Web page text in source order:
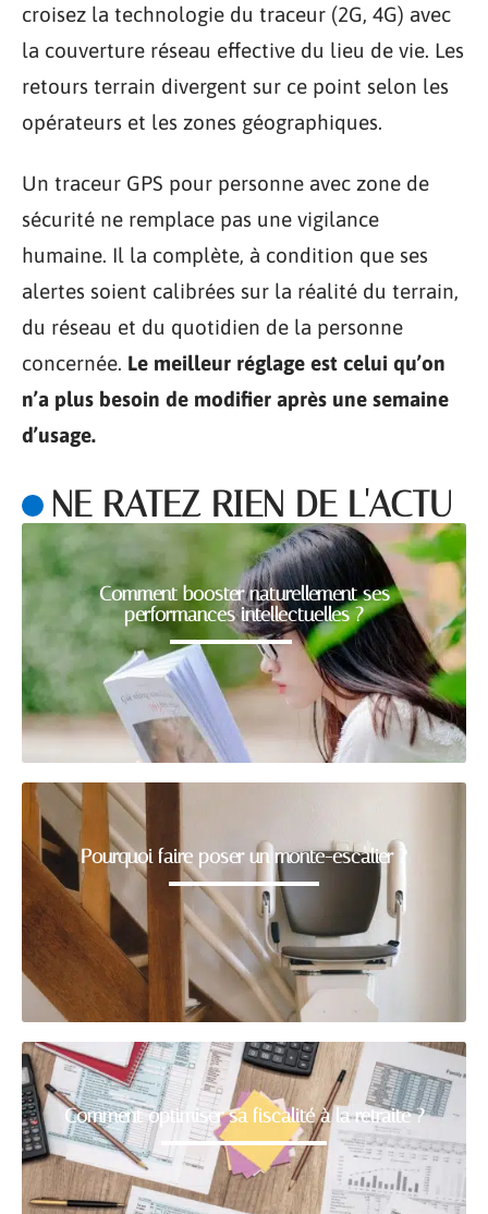
croisez la technologie du traceur (2G, 4G) avec
la couverture réseau effective du lieu de vie. Les
retours terrain divergent sur ce point selon les
opérateurs et les zones géographiques.
Un traceur GPS pour personne avec zone de
sécurité ne remplace pas une vigilance
humaine. Il la complète, à condition que ses
alertes soient calibrées sur la réalité du terrain,
du réseau et du quotidien de la personne
concernée. Le meilleur réglage est celui qu’on
n’a plus besoin de modifier après une semaine
d’usage.
NE RATEZ RIEN DE L'ACTU
Comment booster naturellement ses
performances intellectuelles ?
Pourquoi faire poser un monte-escalier ?
Comment optimiser sa fiscalité à la retraite ?